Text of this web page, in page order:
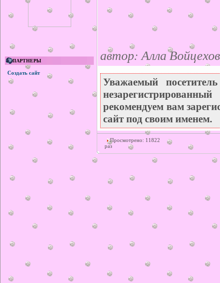
ПАРТНЕРЫ
Создать сайт
автор: Алла
Уважаемый
рекомендуем вам
сайт под своим именем.
Просмотрено: 11822
раз